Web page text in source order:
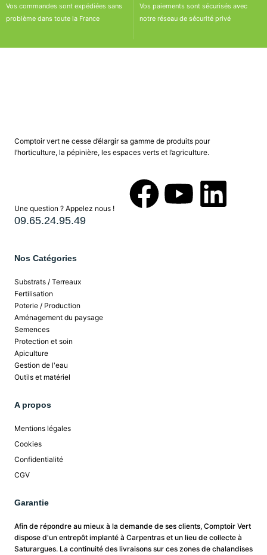
Vos commandes sont expédiées sans
problème dans toute la France
Vos paiements sont sécurisés avec
notre réseau de sécurité privé
Comptoir vert ne cesse d’élargir sa gamme de produits pour
l’horticulture, la pépinière, les espaces verts et l’agriculture.
Une question ? Appelez nous !
09.65.24.95.49
Nos Catégories
Substrats / Terreaux
Fertilisation
Poterie / Production
Aménagement du paysage
Semences
Protection et soin
Apiculture
Gestion de l'eau
Outils et matériel
A propos
Mentions légales
Cookies
Confidentialité
CGV
Garantie
Afin de répondre au mieux à la demande de ses clients, Comptoir Vert
dispose d'un entrepôt implanté à Carpentras et un lieu de collecte à
Saturargues. La continuité des livraisons sur ces zones de chalandises